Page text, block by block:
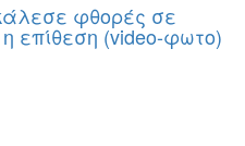
φθορές σε
επίθεση (video-φωτο)